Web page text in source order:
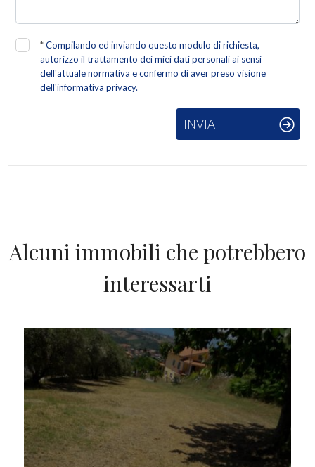
*Compilando ed inviando questo modulo di richiesta,
autorizzo il trattamento dei miei dati personali ai sensi
dell'attuale normativa e confermo di aver preso visione
dell'informativa privacy.
INVIA
Alcuni immobili che potrebbero
interessarti
Posto auto/Box
Balcone/Terrazzo
Lusso